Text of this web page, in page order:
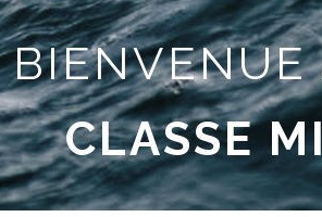
BIENVENUE
CLASSE